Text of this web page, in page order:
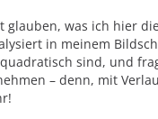
glauben, was ich hier
in meinem
sind, und
– denn, mit